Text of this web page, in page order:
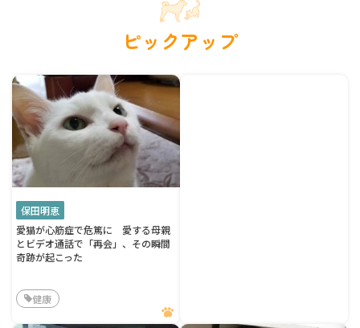
ピックアップ
保田明恵
愛猫が心筋症で危篤に 愛する母親
とビデオ通話で「再会」、その瞬間
奇跡が起こった
健康